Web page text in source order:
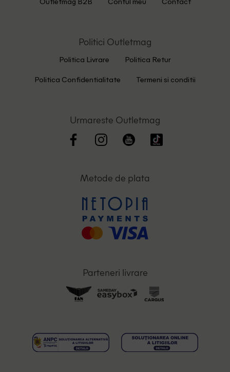
Outletmag B2B Contul meu Contact
Politici Outletmag
Politica Livrare Politica Retur
Politica Confidentialitate Termeni si conditii
Urmareste Outletmag
Metode de plata
Parteneri livrare